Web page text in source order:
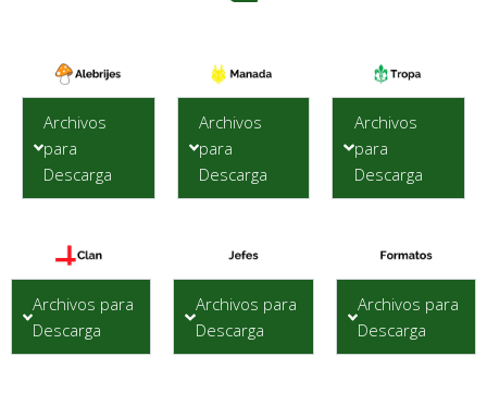
Archivos
para
Descarga
Archivos
para
Descarga
Archivos
para
Descarga
Archivos para
Descarga
Archivos para
Descarga
Archivos para
Descarga